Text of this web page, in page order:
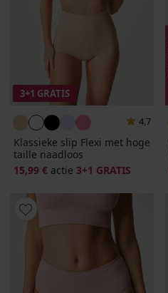
3+1 GRATIS
4,7
Klassieke slip Flexi met hoge
taille naadloos
15,99 € actie 3+1 GRATIS